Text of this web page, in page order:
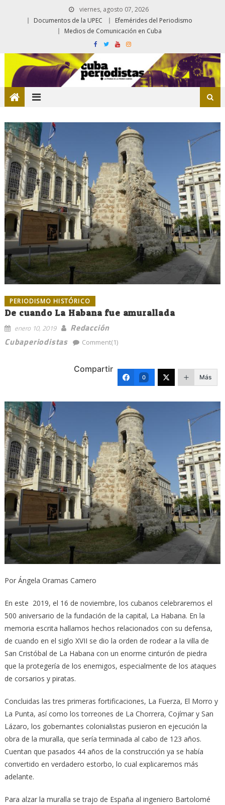
viernes, agosto 07, 2026
Documentos de la UPEC
Efemérides del Periodismo
Medios de Comunicación en Cuba
PERIODISMO HISTÓRICO
De cuando La Habana fue amurallada
enero 10, 2019
Redacción
Cubaperiodistas
Comment(1)
Compartir
0 Más
Por Ángela Oramas Camero
En este 2019, el 16 de noviembre, los cubanos celebraremos el
500 aniversario de la fundación de la capital, La Habana. En la
memoria escrita hallamos hechos relacionados con su defensa,
de cuando en el siglo XVII se dio la orden de rodear a la villa de
San Cristóbal de La Habana con un enorme cinturón de piedra
que la protegería de los enemigos, especialmente de los ataques
de corsarios y piratas.
Concluidas las tres primeras fortificaciones, La Fuerza, El Morro y
La Punta, así como los torreones de La Chorrera, Cojímar y San
Lázaro, los gobernantes colonialistas pusieron en ejecución la
obra de la muralla, que sería terminada al cabo de 123 años.
Cuentan que pasados 44 años de la construcción ya se había
convertido en verdadero estorbo, lo cual explicaremos más
adelante.
Para alzar la muralla se trajo de España al ingeniero Bartolomé